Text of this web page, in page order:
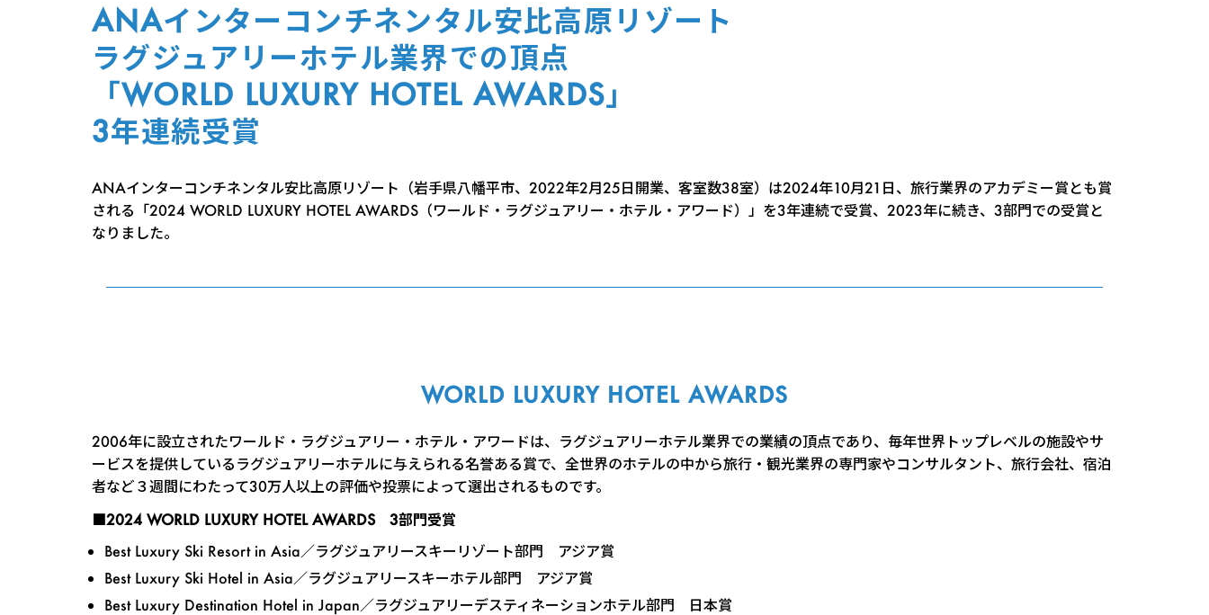
ANAインターコンチネンタル安比高原リゾート
ラグジュアリーホテル業界での頂点
「WORLD LUXURY HOTEL AWARDS」
3年連続受賞
ANAインターコンチネンタル安比高原リゾート（岩手県八幡平市、2022年2月25日開業、客室数38室）は2024年10月21日、旅行業界のアカデミー賞とも賞
される「2024 WORLD LUXURY HOTEL AWARDS（ワールド・ラグジュアリー・ホテル・アワード）」を3年連続で受賞、2023年に続き、3部門での受賞と
なりました。
WORLD LUXURY HOTEL AWARDS
2006年に設立されたワールド・ラグジュアリー・ホテル・アワードは、ラグジュアリーホテル業界での業績の頂点であり、毎年世界トップレベルの施設やサ
ービスを提供しているラグジュアリーホテルに与えられる名誉ある賞で、全世界のホテルの中から旅行・観光業界の専門家やコンサルタント、旅行会社、宿泊
者など３週間にわたって30万人以上の評価や投票によって選出されるものです。
■2024 WORLD LUXURY HOTEL AWARDS 3部門受賞
Best Luxury Ski Resort in Asia／ラグジュアリースキーリゾート部門 アジア賞
Best Luxury Ski Hotel in Asia／ラグジュアリースキーホテル部門 アジア賞
Best Luxury Destination Hotel in Japan／ラグジュアリーデスティネーションホテル部門 日本賞